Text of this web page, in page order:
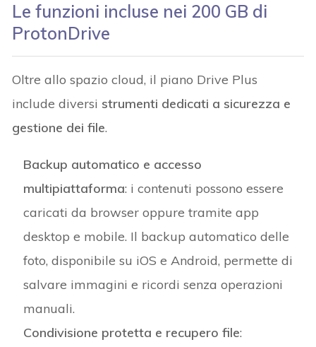
Le funzioni incluse nei 200 GB di
ProtonDrive
Oltre allo spazio cloud, il piano Drive Plus
include diversi strumenti dedicati a sicurezza e
gestione dei file.
Backup automatico e accesso
multipiattaforma: i contenuti possono essere
caricati da browser oppure tramite app
desktop e mobile. Il backup automatico delle
foto, disponibile su iOS e Android, permette di
salvare immagini e ricordi senza operazioni
manuali.
Condivisione protetta e recupero file: